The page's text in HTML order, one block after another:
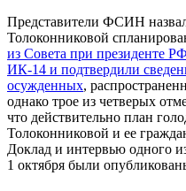
Представители ФСИН
Толоконниковой
из Совета при президенте
ИК-14 и подтвердили
осужденных,
однако трое из четверых
что действительно план
Толоконниковой и ее
Доклад и интервью одного
1 октября были